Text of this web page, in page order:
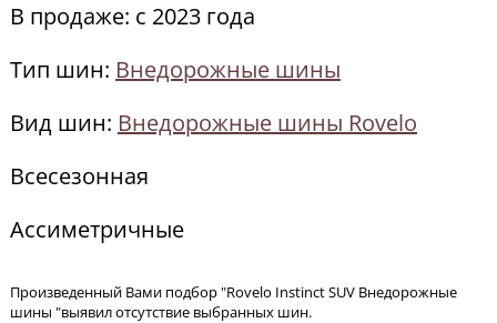
В продаже: c 2023 года
Тип шин: Внедорожные шины
Вид шин: Внедорожные шины Rovelo
Всесезонная
Ассиметричные
Произведенный Вами подбор "Rovelo Instinct SUV Внедорожные
шины "выявил отсутствие выбранных шин.